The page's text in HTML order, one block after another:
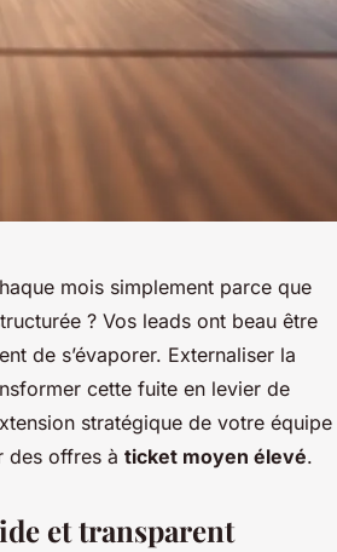
mois simplement parce que
? Vos leads ont beau être
de s’évaporer. Externaliser la
cette fuite en levier de
stratégique de votre équipe
des offres à ticket moyen élevé.
et transparent